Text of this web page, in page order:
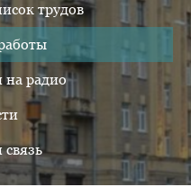
трудов
на радио